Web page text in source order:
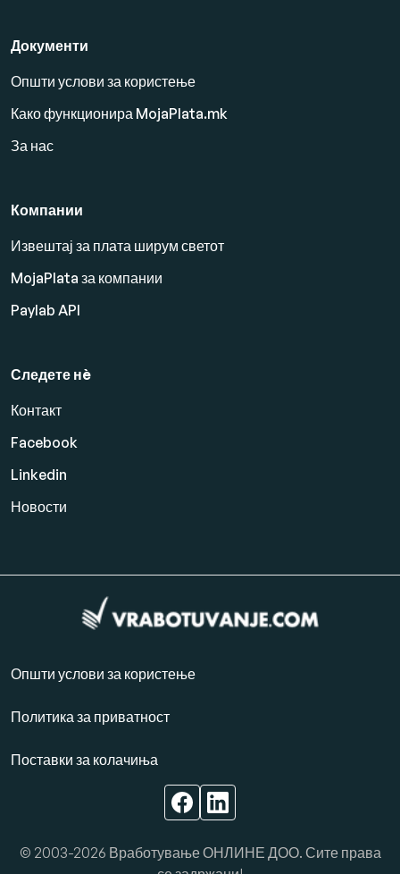
Документи
Општи услови за користење
Како функционира MojaPlata.mk
За нас
Компании
Извештај за плата ширум светот
MojaPlata за компании
Paylab API
Следете нè
Контакт
Facebook
Linkedin
Новости
Општи услови за користење
Политика за приватност
Поставки за колачиња
© 2003-2026 Вработување ОНЛИНЕ ДОО. Сите права